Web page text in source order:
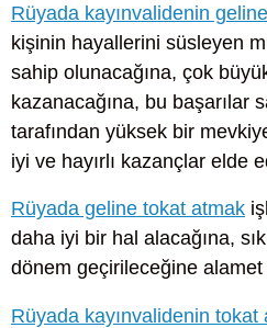
Rüyada kayınvalidenin
kişinin hayallerini süsleyen
sahip olunacağına, çok
kazanacağına, bu başarılar
tarafından yüksek bir
iyi ve hayırlı kazançlar elde
Rüyada geline tokat atmak
daha iyi bir hal alacağına,
dönem geçirileceğine alamet
Rüyada kayınvalidenin tokat